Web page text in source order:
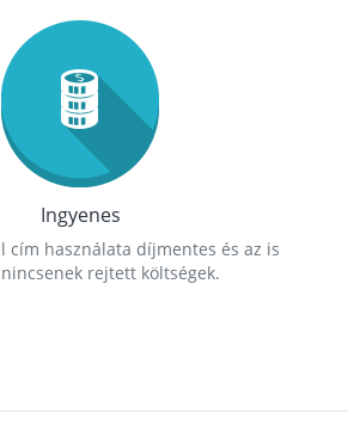
Ingyenes
cím használata díjmentes és az is
rejtett költségek.